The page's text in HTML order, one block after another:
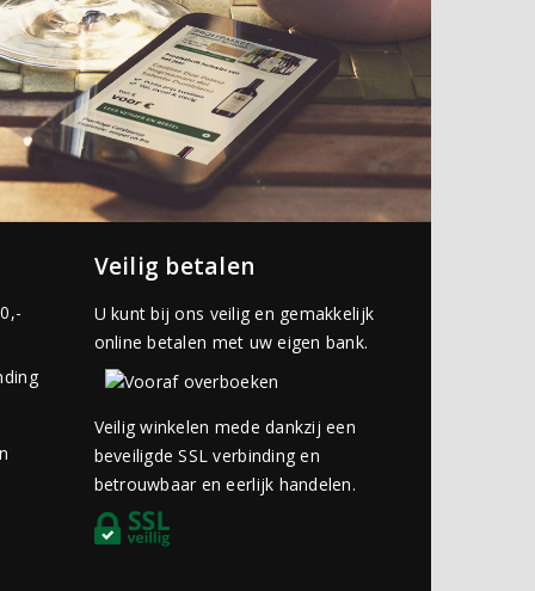
Veilig betalen
U kunt bij ons veilig en gemakkelijk
online betalen met uw eigen bank.
Veilig winkelen mede dankzij een
beveiligde SSL verbinding en
betrouwbaar en eerlijk handelen.